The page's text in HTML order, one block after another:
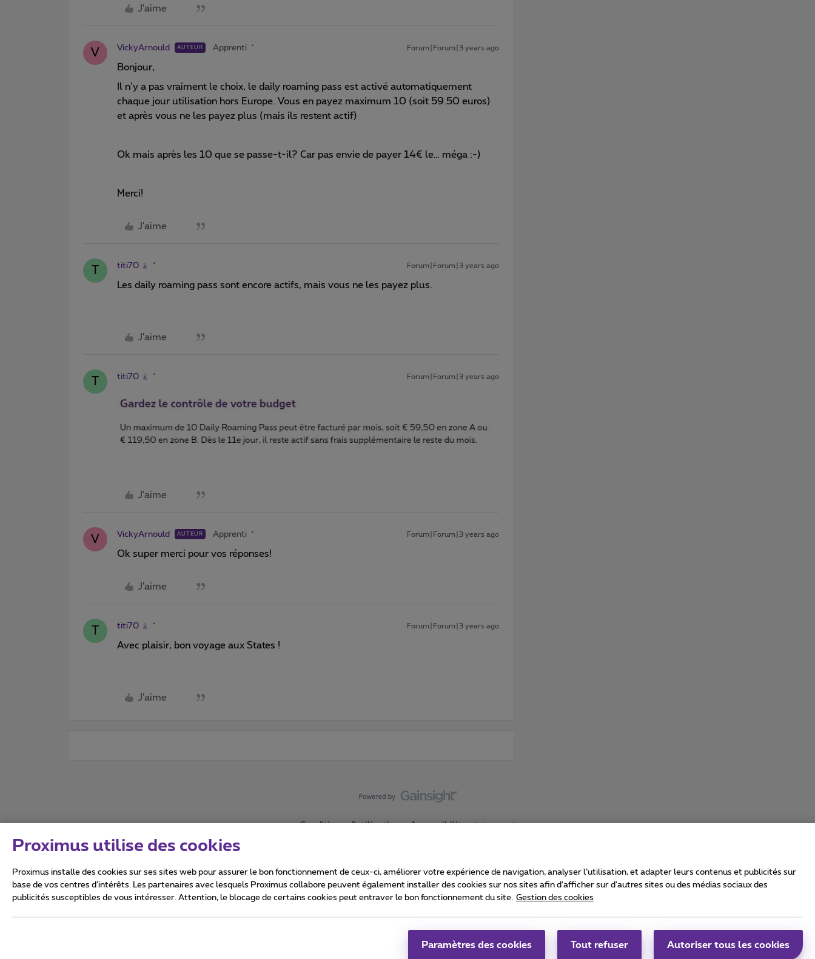
J'aime
V VickyArnould AUTEUR Apprenti Forum|Forum|3 years ago
Bonjour,
Il n’y a pas vraiment le choix, le daily roaming pass est activé automatiquement
chaque jour utilisation hors Europe. Vous en payez maximum 10 (soit 59.50 euros)
et après vous ne les payez plus (mais ils restent actif)
Ok mais après les 10 que se passe-t-il? Car pas envie de payer 14€ le… méga :-)
Merci!
J'aime
T titi70 Forum|Forum|3 years ago
Les daily roaming pass sont encore actifs, mais vous ne les payez plus.
J'aime
T titi70 Forum|Forum|3 years ago
J'aime
V VickyArnould AUTEUR Apprenti Forum|Forum|3 years ago
Ok super merci pour vos réponses!
J'aime
T titi70 Forum|Forum|3 years ago
Avec plaisir, bon voyage aux States !
J'aime
Conditions d'utilisation Accessibility statement
Tous droits réservés. ©2026Proximus
Carrier & Wholesale Solutions
Proximus Group
|
Proximus utilise des cookies
Proximus installe des cookies sur ses sites web pour assurer le bon fonctionnement de ceux-ci, améliorer votre expérience de navigation, analyser l’utilisation, et adapter leurs contenus et publicités sur
base de vos centres d’intérêts. Les partenaires avec lesquels Proximus collabore peuvent également installer des cookies sur nos sites afin d’afficher sur d'autres sites ou des médias sociaux des
publicités susceptibles de vous intéresser. Attention, le blocage de certains cookies peut entraver le bon fonctionnement du site. Gestion des cookies
Paramètres des cookies Tout refuser Autoriser tous les cookies